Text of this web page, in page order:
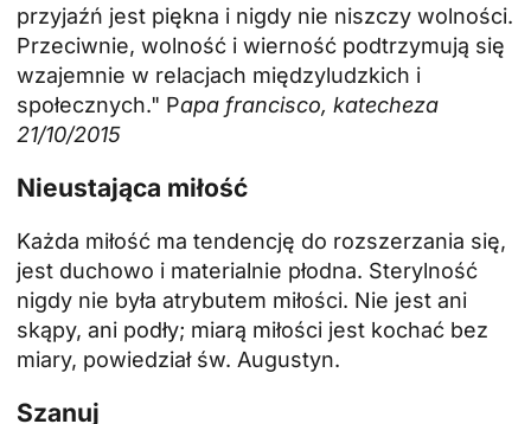
przyjaźń jest piękna i nigdy nie niszczy wolności.
Przeciwnie, wolność i wierność podtrzymują się
wzajemnie w relacjach międzyludzkich i
społecznych." Papa francisco, katecheza
21/10/2015
Nieustająca miłość
Każda miłość ma tendencję do rozszerzania się,
jest duchowo i materialnie płodna. Sterylność
nigdy nie była atrybutem miłości. Nie jest ani
skąpy, ani podły; miarą miłości jest kochać bez
miary, powiedział św. Augustyn.
Szanuj